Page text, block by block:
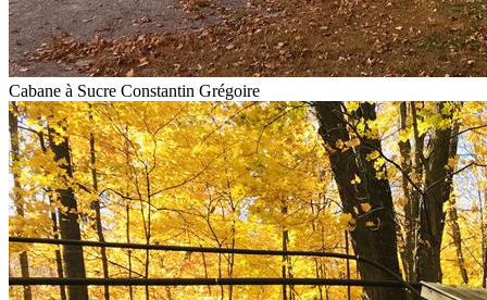
Cabane à Sucre Constantin Grégoire